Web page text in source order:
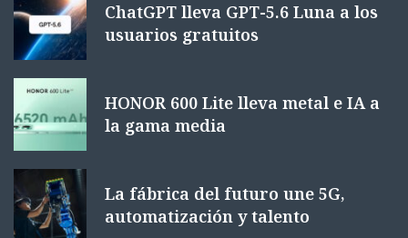
ChatGPT lleva GPT-5.6 Luna a los
usuarios gratuitos
HONOR 600 Lite lleva metal e IA a
la gama media
La fábrica del futuro une 5G,
automatización y talento